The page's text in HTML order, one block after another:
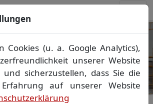
in
Vorpommern
Ihr Grundstück
Absteckung▪Bauvermessung ▪
Gebäudeeinmessung
▪Amtliche Auskünfte und
Cookies (u. a. Google Analytics),
unserer Website
sicherzustellen, dass Sie die
Erfahrung auf unserer Website